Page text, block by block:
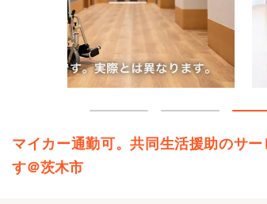
マイカー通勤可。共同生活援助のサ
す＠茨木市